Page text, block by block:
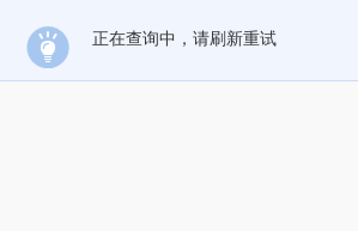
正在查询中，请刷新重试